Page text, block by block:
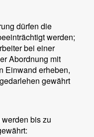
dürfen die
werden;
bei einer
Abordnung mit
Einwand erheben,
gewährt
bis zu